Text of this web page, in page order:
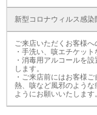
新型コロナウィルス感
ご来店いただくお客様へ
・手洗い、咳エチケッ
・消毒用アルコールを
します。
・ご来店前にはお客様
熱、咳など風邪のよう
ようにお願いいたします。